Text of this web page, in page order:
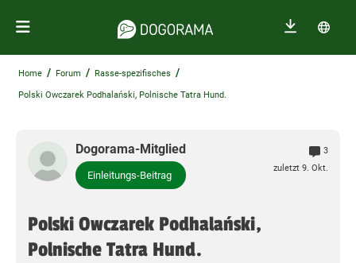
Home / Forum / Rasse-spezifisches /
Polski Owczarek Podhalański, Polnische Tatra Hund.
Dogorama-Mitglied
Einleitungs-Beitrag
3
zuletzt 9. Okt.
Polski Owczarek Podhalański,
Polnische Tatra Hund.